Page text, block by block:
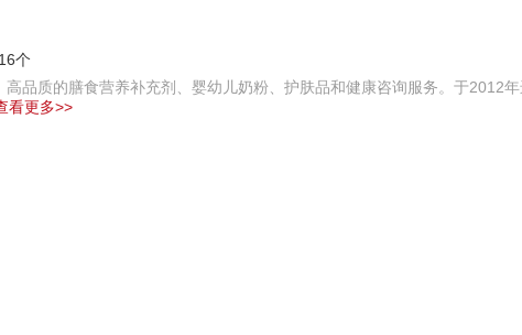
个
品质的膳食营养补充剂、婴幼儿奶粉、护肤品和健康咨询服务。于2012
看更多>>